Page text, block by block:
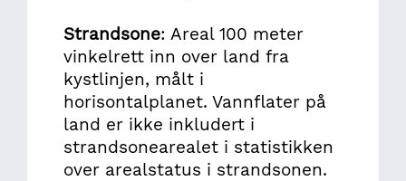
Strandsone: Areal 100 meter
vinkelrett inn over land fra
kystlinjen, målt i
horisontalplanet. Vannflater på
land er ikke inkludert i
strandsonearealet i statistikken
over arealstatus i strandsonen.